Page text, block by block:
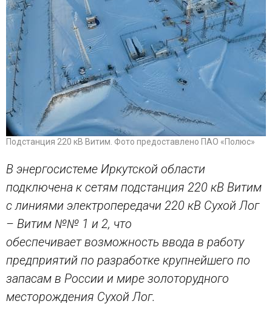
Подстанция 220 кВ Витим. Фото предоставлено ПАО «Полюс»
В энергосистеме Иркутской области
подключена к сетям подстанция 220 кВ Витим
с линиями электропередачи 220 кВ Сухой Лог
– Витим №№ 1 и 2, что
обеспечивает возможность ввода в работу
предприятий по разработке крупнейшего по
запасам в России и мире золоторудного
месторождения Сухой Лог.